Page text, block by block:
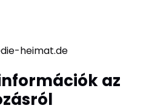
heimat.de
az